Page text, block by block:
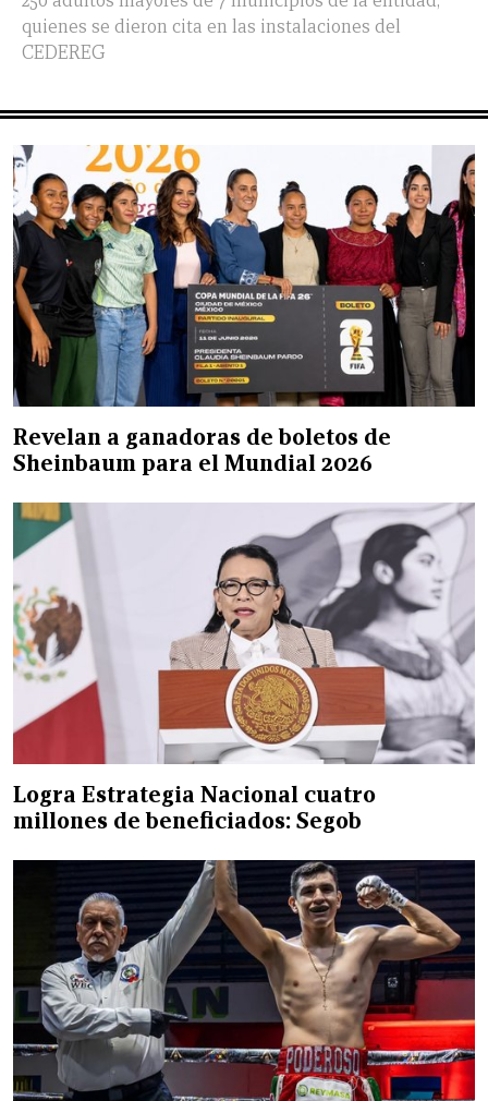
quienes se dieron cita en las instalaciones del
CEDEREG
Revelan a ganadoras de boletos de
Sheinbaum para el Mundial 2026
Logra Estrategia Nacional cuatro
millones de beneficiados: Segob